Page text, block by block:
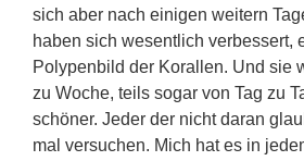
sich aber nach einigen weitern
haben sich wesentlich verbessert,
Polypenbild der Korallen. Und sie
zu Woche, teils sogar von Tag zu
schöner. Jeder der nicht daran
mal versuchen. Mich hat es in